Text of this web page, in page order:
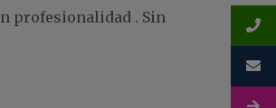
profesionalidad . Sin